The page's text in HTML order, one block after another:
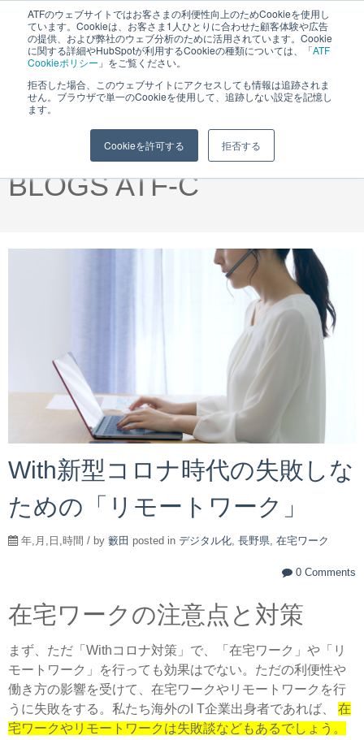
ATFのウェブサイトではお客さまの利便性向上のためCookieを使用し
ています。Cookieは、お客さま1人ひとりに合わせた顧客体験や広告
の提供、および弊社のウェブ分析のために活用されています。Cookie
に関する詳細やHubSpotが利用するCookieの種類については、「ATF
Cookieポリシー 」をご覧ください。
拒否した場合、このウェブサイトにアクセスしても情報は追跡されま
せん。ブラウザで単一のCookieを使用して、追跡しない設定を記憶し
ます。
Cookieを許可する 拒否する
株式会社エイ・ティ・エフ
「企業の未来をつなぐ」
MENU
BLOGS ATF-C
With新型コロナ時代の失敗しな
ための「リモートワーク」
年,月,日,時間 / by 籔田 posted in デジタル化, 長野県, 在宅ワーク
0 Comments
在宅ワークの注意点と対策
まず、ただ「Withコロナ対策」で、「在宅ワーク」や「リ
モートワーク」を行っても効果はでない。ただの利便性や
働き方の影響を受けて、在宅ワークやリモートワークを行
うに失敗をする。私たち海外のI T企業出身者であれば、 在
宅ワークやリモートワークは失敗談などもあるでしょう。